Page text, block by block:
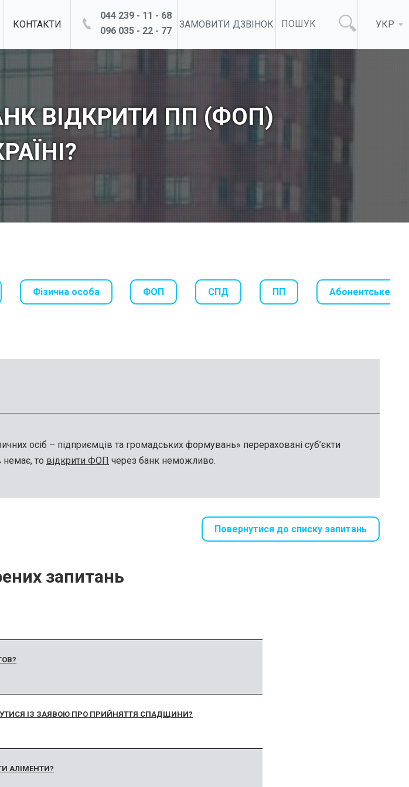
КОНТАКТИ
044 239 - 11 - 68
096 035 - 22 - 77
ЗАМОВИТИ ДЗВІНОК УКР
ВІДКРИТИ ПП (ФОП)
Фізична особа ФОП СПД ПП
Абонентське
осіб – підприємців та громадських формувань» перераховані суб’єкти
немає, то відкрити ФОП через банк неможливо.
Повернутися до списку запитань
запитань
ІЗ ЗАЯВОЮ ПРО ПРИЙНЯТТЯ СПАДЩИНИ?
АЛІМЕНТИ?